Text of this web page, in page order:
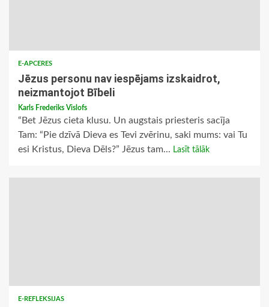
E-APCERES
Jēzus personu nav iespējams izskaidrot,
neizmantojot Bībeli
Karls Frederiks Vislofs
“Bet Jēzus cieta klusu. Un augstais priesteris sacīja
Tam: “Pie dzīvā Dieva es Tevi zvērinu, saki mums: vai Tu
esi Kristus, Dieva Dēls?” Jēzus tam... Lasīt tālāk
E-REFLEKSIJAS